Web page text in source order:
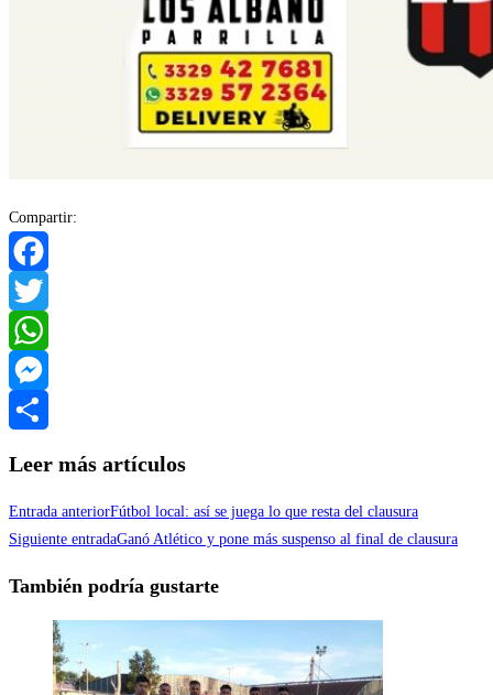
Compartir:
Facebook
Twitter
WhatsApp
Messenger
Leer más artículos
Entrada anteriorFútbol local: así se juega lo que resta del clausura
Siguiente entradaGanó Atlético y pone más suspenso al final de clausura
También podría gustarte